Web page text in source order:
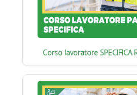
Corso lavoratore SPECIFICA